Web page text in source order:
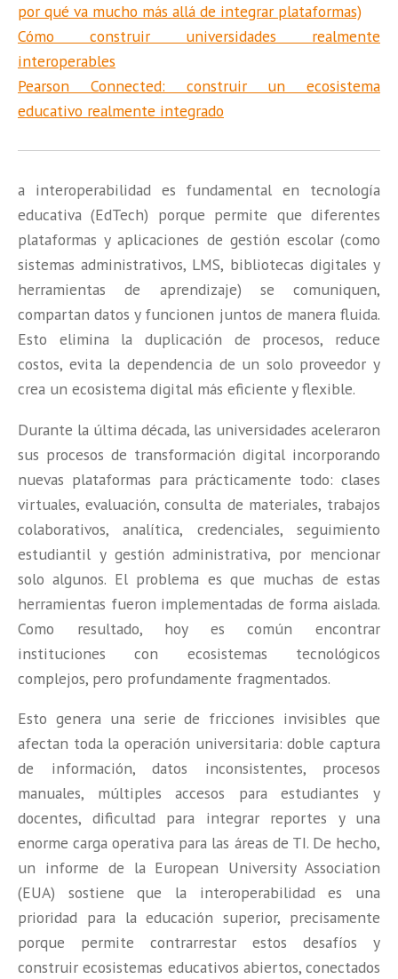
por qué va mucho más allá de integrar plataformas)
Cómo construir universidades realmente
interoperables
Pearson Connected: construir un ecosistema
educativo realmente integrado
a interoperabilidad es fundamental en tecnología
educativa (EdTech) porque permite que diferentes
plataformas y aplicaciones de gestión escolar (como
sistemas administrativos, LMS, bibliotecas digitales y
herramientas de aprendizaje) se comuniquen,
compartan datos y funcionen juntos de manera fluida.
Esto elimina la duplicación de procesos, reduce
costos, evita la dependencia de un solo proveedor y
crea un ecosistema digital más eficiente y flexible.
Durante la última década, las universidades aceleraron
sus procesos de transformación digital incorporando
nuevas plataformas para prácticamente todo: clases
virtuales, evaluación, consulta de materiales, trabajos
colaborativos, analítica, credenciales, seguimiento
estudiantil y gestión administrativa, por mencionar
solo algunos. El problema es que muchas de estas
herramientas fueron implementadas de forma aislada.
Como resultado, hoy es común encontrar
instituciones con ecosistemas tecnológicos
complejos, pero profundamente fragmentados.
Esto genera una serie de fricciones invisibles que
afectan toda la operación universitaria: doble captura
de información, datos inconsistentes, procesos
manuales, múltiples accesos para estudiantes y
docentes, dificultad para integrar reportes y una
enorme carga operativa para las áreas de TI. De hecho,
un informe de la European University Association
(EUA) sostiene que la interoperabilidad es una
prioridad para la educación superior, precisamente
porque permite contrarrestar estos desafíos y
construir ecosistemas educativos abiertos, conectados